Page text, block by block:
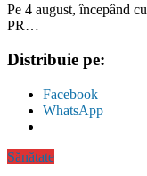
Pe 4 august, începând
PR…
Distribuie pe:
Facebook
WhatsApp
Sănătate